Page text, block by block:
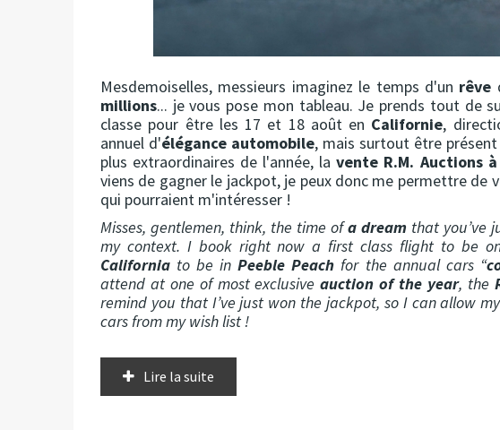
Mesdemoiselles, messieurs imaginez le temps d'un rêve
millions... je vous pose mon tableau. Je prends tout de
classe pour être les 17 et 18 août en Californie,
annuel d'élégance automobile, mais surtout être
plus extraordinaires de l'année, lavente R.M. Auctions
viens de gagner le jackpot, je peux donc me permettre de
qui pourraient m'intéresser !
Misses, gentlemen, think, the time ofa dream that you’ve
my context. I book right now a first class flight to be
California to be inPeeble Peach for the annual cars “
attend at one of most exclusiveauction of the year, the
remind you that I’ve just won the jackpot, so I can allow
cars from my wish list !
Lire la suite